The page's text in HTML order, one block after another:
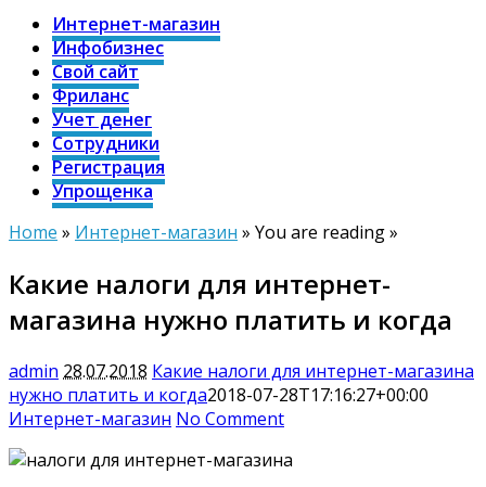
Интернет-магазин
Инфобизнес
Свой сайт
Фриланс
Учет денег
Сотрудники
Регистрация
Упрощенка
Home » Интернет-магазин » You are reading »
Какие налоги для интернет-
магазина нужно платить и когда
admin 28.07.2018 Какие налоги для интернет-магазина
нужно платить и когда2018-07-28T17:16:27+00:00
Интернет-магазин No Comment